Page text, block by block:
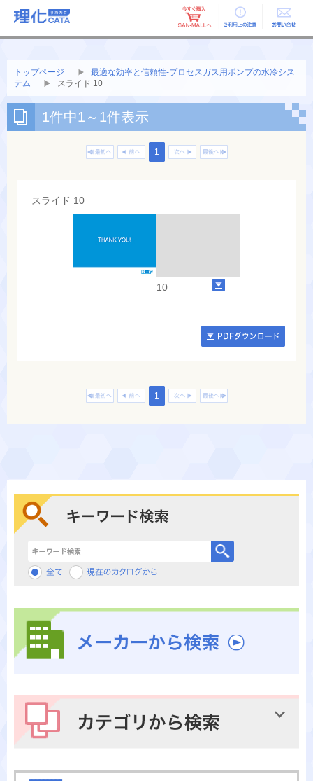
ご利用上の お問い合せ
トップページ
最適な効率と信頼性-プロセスガス用ポンプの水冷シス
テム
スライド 10
1件中1～1件表示
1
スライド 10
10
1
キーワード検索